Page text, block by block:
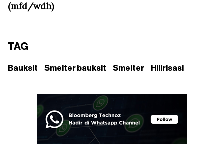
(mfd/wdh)
TAG
Bauksit Smelter bauksit Smelter Hilirisasi